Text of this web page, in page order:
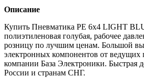
Описание
Купить Пневматика PE 6x4 LIGHT
полиэтиленовая голубая, рабочее
розницу по лучшим ценам. Большой
электронных компонентов от ведущих
компании База Электроники. Быстрая
России и странам СНГ.